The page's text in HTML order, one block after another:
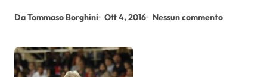
Da Tommaso Borghini Ott 4, 2016 Nessun commento